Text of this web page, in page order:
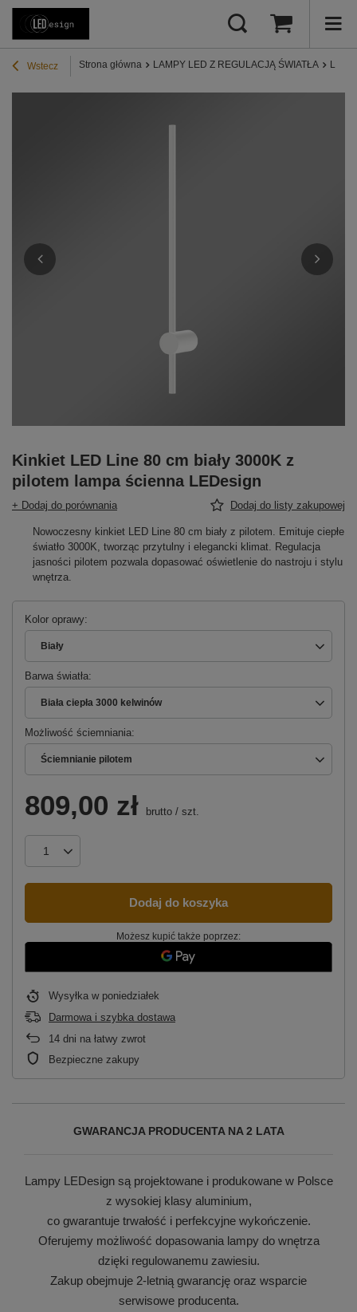
Wstecz Strona główna LAMPY LED Z REGULACJĄ ŚWIATŁA
Kinkiet LED Line 80 cm biały 3000K z
pilotem lampa ścienna LEDesign
+ Dodaj do porównania Dodaj do listy zakupowej
Nowoczesny kinkiet LED Line 80 cm biały z pilotem. Emituje ciepłe
światło 3000K, tworząc przytulny i elegancki klimat. Regulacja
jasności pilotem pozwala dopasować oświetlenie do nastroju i stylu
wnętrza.
Kolor oprawy
Biały
Barwa światła
Biała ciepła 3000 kelwinów
Możliwość ściemniania
Ściemnianie pilotem
809,00 zł brutto / szt.
Dodaj do koszyka
Możesz kupić także poprzez:
Wysyłka w poniedziałek
Darmowa i szybka dostawa
14 dni na łatwy zwrot
Bezpieczne zakupy
GWARANCJA PRODUCENTA NA 2 LATA
Lampy LEDesign są projektowane i produkowane w Polsce
z wysokiej klasy aluminium,
co gwarantuje trwałość i perfekcyjne wykończenie.
Oferujemy możliwość dopasowania lampy do wnętrza
dzięki regulowanemu zawiesiu.
Zakup obejmuje 2-letnią gwarancję oraz wsparcie
serwisowe producenta.